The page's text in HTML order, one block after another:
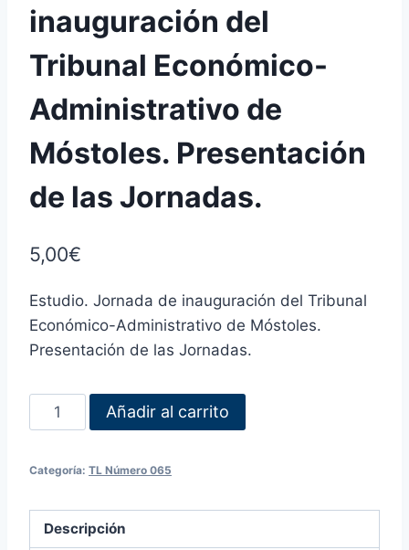
inauguración del
Tribunal Económico-
Administrativo de
Móstoles. Presentación
de las Jornadas.
5,00€
Estudio. Jornada de inauguración del Tribunal
Económico-Administrativo de Móstoles.
Presentación de las Jornadas.
Añadir al carrito
Categoría: TL Número 065
Descripción